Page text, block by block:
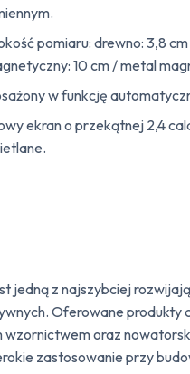
pomiaru: drewno: 3,8
10 cm / metal
w funkcję
ekran o przekątnej 2,4
jedną z najszybciej
Oferowane produkty
oraz
zastosowanie przy